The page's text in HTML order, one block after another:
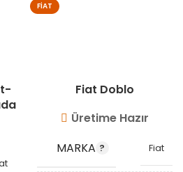
FIAT
Fiat Doblo
Üretime Hazır
MARKA
Fiat